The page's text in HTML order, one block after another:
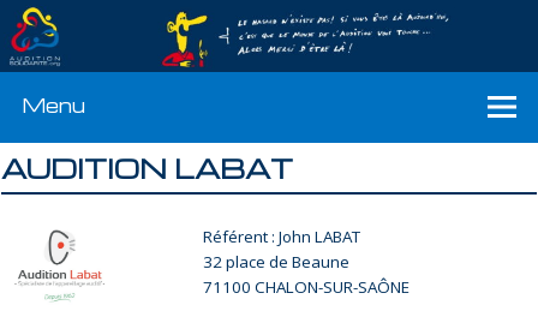
Menu
AUDITION LABAT
Référent : John LABAT
32 place de Beaune
71100 CHALON-SUR-SAÔNE